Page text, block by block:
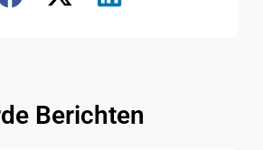
Berichten